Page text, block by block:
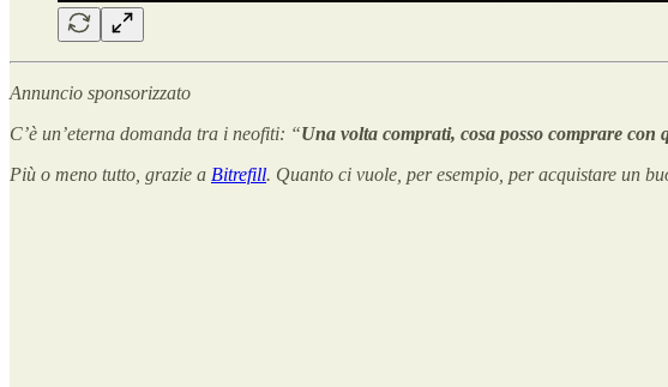
Annuncio sponsorizzato
C’è un’eterna domanda tra i neofiti: “Una volta comprati, cosa posso comprare con
Più o meno tutto, grazie a Bitrefill. Quanto ci vuole, per esempio, per acquistare un